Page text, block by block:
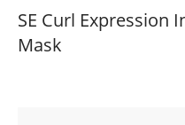
SE Curl Expression
Mask